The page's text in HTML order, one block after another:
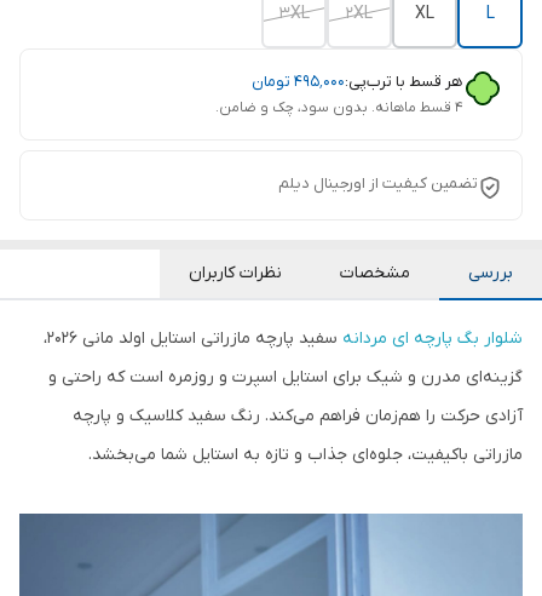
L
XL
2XL
3XL
هر قسط با ترب‌پی:۴۹۵٬۰۰۰ تومان
۴ قسط ماهانه. بدون سود، چک و ضامن.
تضمین کیفیت از اورجینال دیلم
بررسی مشخصات نظرات کاربران
شلوار بگ پارچه ای مردانه
سفید پارچه مازراتی استایل اولد مانی 2026،
گزینه‌ای مدرن و شیک برای استایل اسپرت و روزمره است که راحتی و
آزادی حرکت را هم‌زمان فراهم می‌کند. رنگ سفید کلاسیک و پارچه
مازراتی باکیفیت، جلوه‌ای جذاب و تازه به استایل شما می‌بخشد.